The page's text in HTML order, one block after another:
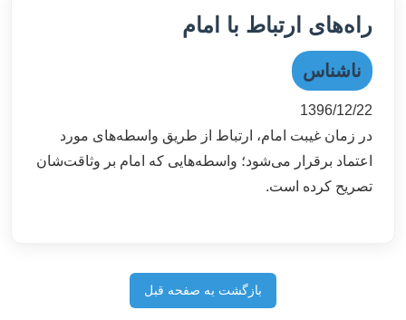
راه‌های ارتباط با امام
ناشناس
1396/12/22
در زمان غیبت امام، ارتباط از طریق واسطه‌های مورد
اعتماد برقرار می‌شود؛ واسطه‌هایی که امام بر وثاقت‌شان
تصریح کرده است.
بازگشت به صفحه قبل